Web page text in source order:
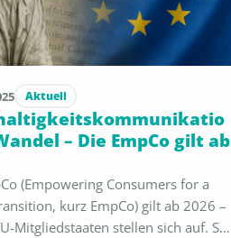
Aktuell
– Die EmpCo gilt ab
(Empowering Consumers for a
kurz EmpCo) gilt ab 2026 –
Mitgliedstaaten stellen sich auf. So